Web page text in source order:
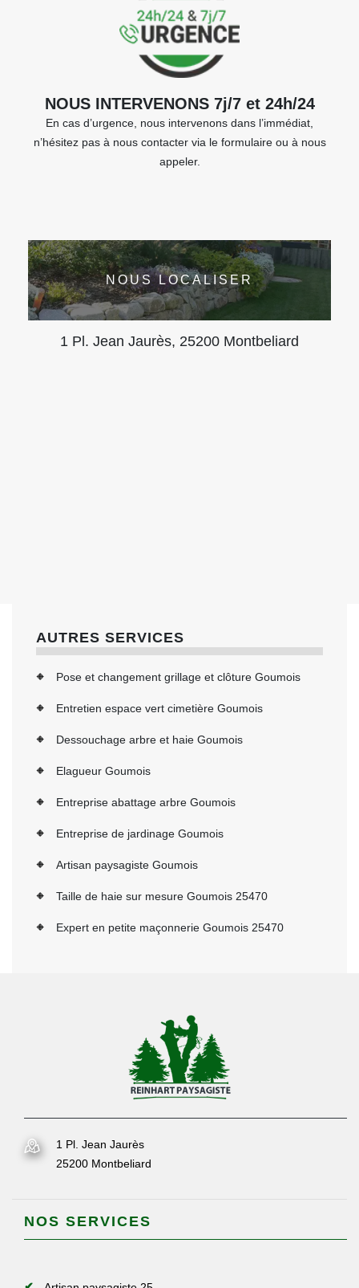
NOUS INTERVENONS 7j/7 et 24h/24
En cas d’urgence, nous intervenons dans l’immédiat,
n’hésitez pas à nous contacter via le formulaire ou à nous
appeler.
NOUS LOCALISER
1 Pl. Jean Jaurès, 25200 Montbeliard
AUTRES SERVICES
Pose et changement grillage et clôture Goumois
Entretien espace vert cimetière Goumois
Dessouchage arbre et haie Goumois
Elagueur Goumois
Entreprise abattage arbre Goumois
Entreprise de jardinage Goumois
Artisan paysagiste Goumois
Taille de haie sur mesure Goumois 25470
Expert en petite maçonnerie Goumois 25470
1 Pl. Jean Jaurès
25200 Montbeliard
NOS SERVICES